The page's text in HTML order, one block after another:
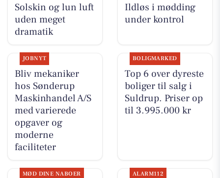
Solskin og lun luft
uden meget
dramatik
Ildløs i mødding
under kontrol
JOBNYT
Bliv mekaniker
hos Sønderup
Maskinhandel A/S
med varierede
opgaver og
moderne
faciliteter
BOLIGMARKED
Top 6 over dyreste
boliger til salg i
Suldrup. Priser op
til 3.995.000 kr
MØD DINE NABOER ALARM112